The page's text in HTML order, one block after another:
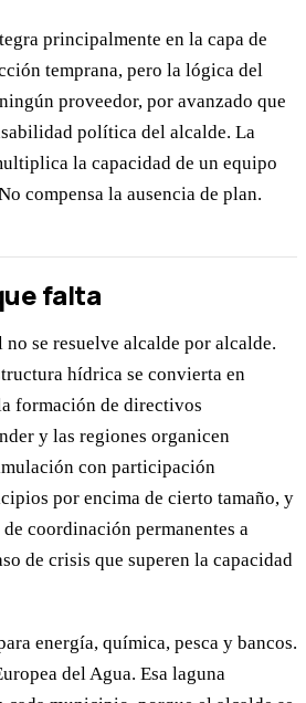
principalmente en la capa de
temprana, pero la lógica del
proveedor, por avanzado que
política del alcalde. La
la capacidad de un equipo
compensa la ausencia de plan.
falta
se resuelve alcalde por alcalde.
hídrica se convierta en
formación de directivos
y las regiones organicen
con participación
por encima de cierto tamaño, y
coordinación permanentes a
de crisis que superen la capacidad
energía, química, pesca y bancos.
del Agua. Esa laguna